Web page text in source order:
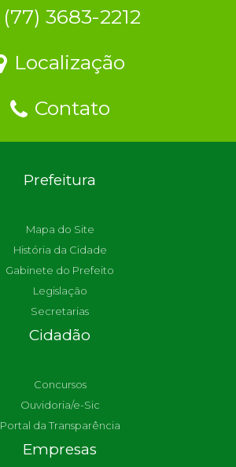
(77) 3683-2212
Localização
Contato
Prefeitura
Mapa do Site
História da Cidade
Gabinete do Prefeito
Legislação
Secretarias
Cidadão
Concursos
Ouvidoria/e-Sic
Portal da Transparência
Empresas